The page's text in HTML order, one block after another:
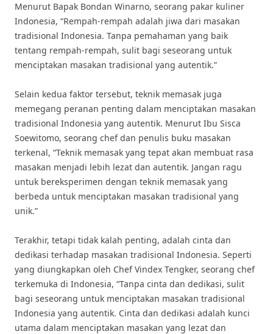
Menurut Bapak Bondan Winarno, seorang pakar kuliner
Indonesia, “Rempah-rempah adalah jiwa dari masakan
tradisional Indonesia. Tanpa pemahaman yang baik
tentang rempah-rempah, sulit bagi seseorang untuk
menciptakan masakan tradisional yang autentik.”
Selain kedua faktor tersebut, teknik memasak juga
memegang peranan penting dalam menciptakan masakan
tradisional Indonesia yang autentik. Menurut Ibu Sisca
Soewitomo, seorang chef dan penulis buku masakan
terkenal, “Teknik memasak yang tepat akan membuat rasa
masakan menjadi lebih lezat dan autentik. Jangan ragu
untuk bereksperimen dengan teknik memasak yang
berbeda untuk menciptakan masakan tradisional yang
unik.”
Terakhir, tetapi tidak kalah penting, adalah cinta dan
dedikasi terhadap masakan tradisional Indonesia. Seperti
yang diungkapkan oleh Chef Vindex Tengker, seorang chef
terkemuka di Indonesia, “Tanpa cinta dan dedikasi, sulit
bagi seseorang untuk menciptakan masakan tradisional
Indonesia yang autentik. Cinta dan dedikasi adalah kunci
utama dalam menciptakan masakan yang lezat dan